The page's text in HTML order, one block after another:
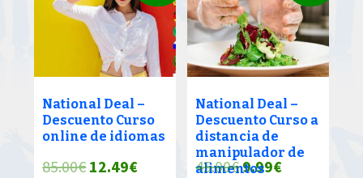
National Deal –
Descuento Curso
online de idiomas
85.00€El
12.49€El
National Deal –
Descuento Curso a
distancia de
manipulador de
alimentos
45.00€El
9.99€El